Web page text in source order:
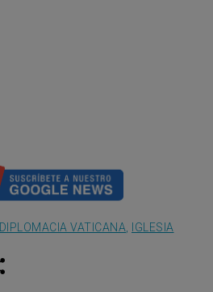
DIPLOMACIA VATICANA
IGLESIA